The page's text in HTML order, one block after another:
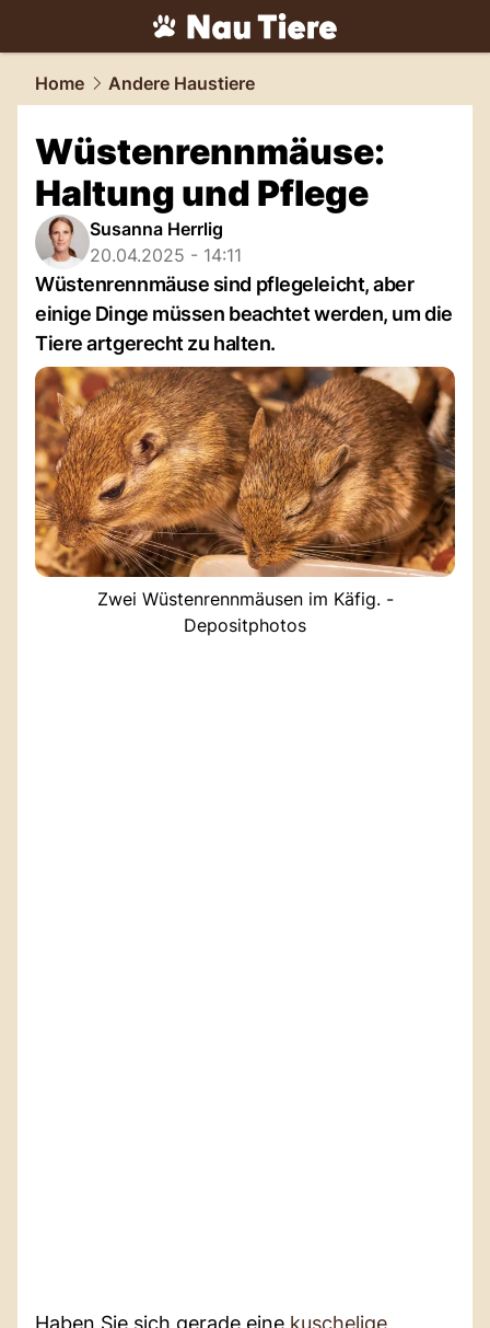
tiere.NAU.ch
Home Andere Haustiere
Wüstenrennmäuse:
Haltung und Pflege
Susanna Herrlig
20.04.2025 - 14:11
Wüstenrennmäuse sind pflegeleicht, aber
einige Dinge müssen beachtet werden, um die
Tiere artgerecht zu halten.
Zwei Wüstenrennmäusen im Käfig. -
Depositphotos
Haben Sie sich gerade eine kuschelige